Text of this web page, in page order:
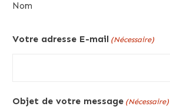
Nom
Votre adresse E-mail (Nécessaire)
Objet de votre message (Nécessaire)